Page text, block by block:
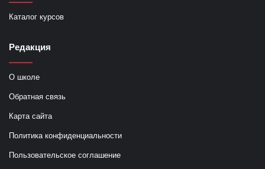
Каталог курсов
Редакция
О школе
Обратная связь
Карта сайта
Политика конфиденциальности
Пользовательское соглашение